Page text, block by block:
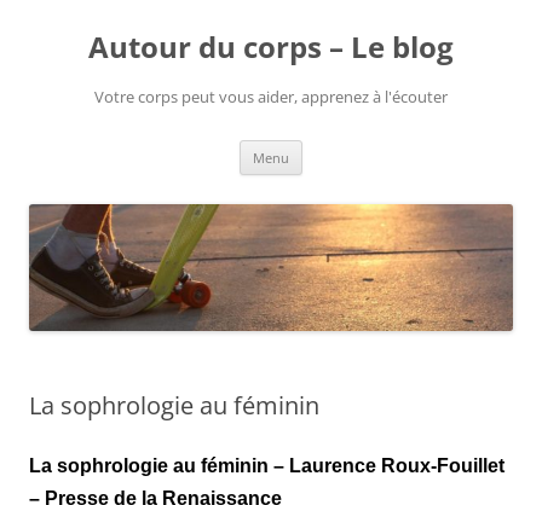
contenuAutour du corps – Le blog
Votre corps peut vous aider, apprenez à l'écouter
Menu
La sophrologie au féminin
La sophrologie au féminin – Laurence Roux-Fouillet
– Presse de la Renaissance